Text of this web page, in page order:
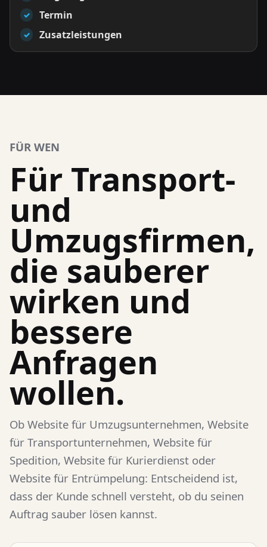
✓ Termin
✓ Zusatzleistungen
FÜR WEN
Für Transport-
und
Umzugsfirmen,
die sauberer
wirken und
bessere
Anfragen
wollen.
Ob Website für Umzugsunternehmen, Website
für Transportunternehmen, Website für
Spedition, Website für Kurierdienst oder
Website für Entrümpelung: Entscheidend ist,
dass der Kunde schnell versteht, ob du seinen
Auftrag sauber lösen kannst.